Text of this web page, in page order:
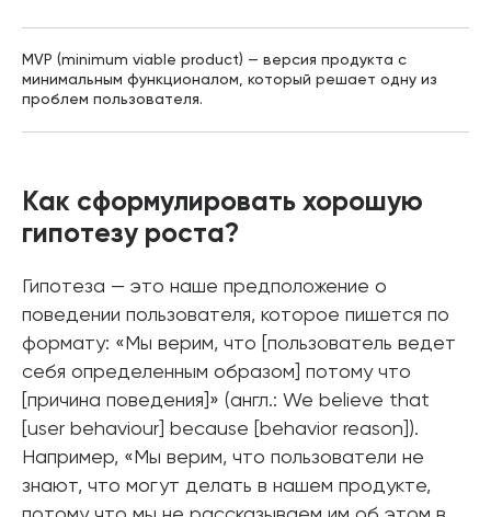
MVP (minimum viable product) — версия продукта с
минимальным функционалом, который решает одну из
проблем пользователя.
Как сформулировать хорошую
гипотезу роста?
Гипотеза — это наше предположение о
поведении пользователя, которое пишется по
формату: «Мы верим, что [пользователь ведет
себя определенным образом] потому что
[причина поведения]» (англ.: We believe that
[user behaviour] because [behavior reason]).
Например, «Мы верим, что пользователи не
знают, что могут делать в нашем продукте,